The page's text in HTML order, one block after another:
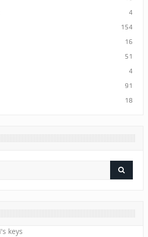
4
154
16
51
4
91
18
keys